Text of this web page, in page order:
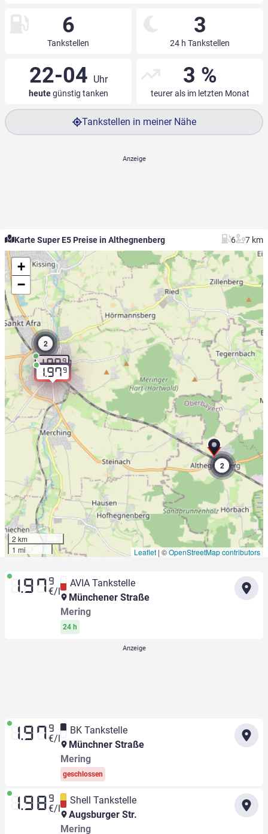
6
Tankstellen
3
24 h Tankstellen
22-04 Uhr
heutegünstig tanken
3 %
teurer als im letzten Monat
Tankstellen in meiner Nähe
Karte Super E5 Preise in Althegnenberg 6 7 km
1.979
1.979
2
2
+
−
2 km
1 mi
Leaflet | ©OpenStreetMap contributors
1.97 9
€/l
AVIA Tankstelle
Münchener Straße
Mering
24 h
1.97 9
€/l
BK Tankstelle
Münchner Straße
Mering
geschlossen
1.98 9
€/l
Shell Tankstelle
Augsburger Str.
Mering